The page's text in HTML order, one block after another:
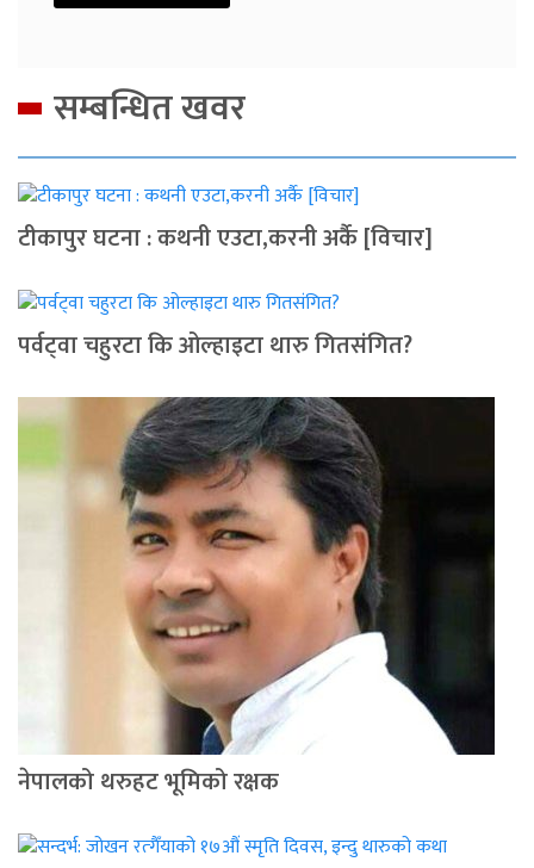
सम्बन्धित खवर
टीकापुर घटना : कथनी एउटा,करनी अर्कै [विचार]
पर्वट्‍वा चहुरटा कि ओल्हाइटा थारु गितसंगित?
नेपालको थरुहट भूमिको रक्षक